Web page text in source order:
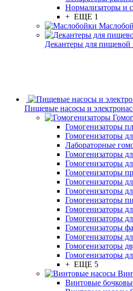
Нормализаторы и
+ ЕЩЕ 1
Декантеры для
Пищевые насосы и
Гомогенизаторы
Гомогенизаторы
Лабораторные
Гомогенизаторы
Гомогенизаторы
Гомогенизаторы
Гомогенизаторы
Гомогенизаторы
Гомогенизаторы
Гомогенизаторы
Гомогенизаторы
Гомогенизаторы
Гомогенизаторы
Гомогенизаторы
Гомогенизаторы
+ ЕЩЕ 5
Винтовые